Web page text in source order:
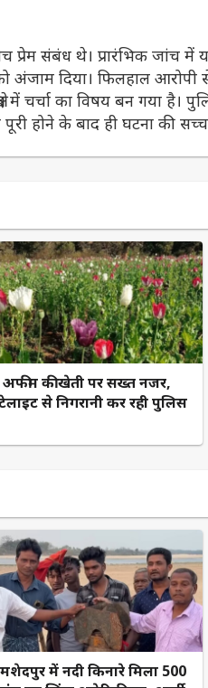
प्रेम संबंध थे। प्रारंभिक जांच
अंजाम दिया। फिलहाल
में चर्चा का विषय बन गया है।
होने के बाद ही घटना की
अफीम की खेती पर सख्त नजर,
से निगरानी कर रही पुलिस
में नदी किनारे मिला 500